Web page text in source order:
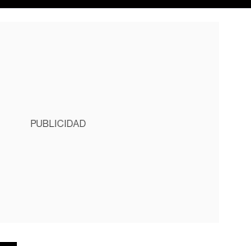
PUBLICIDAD